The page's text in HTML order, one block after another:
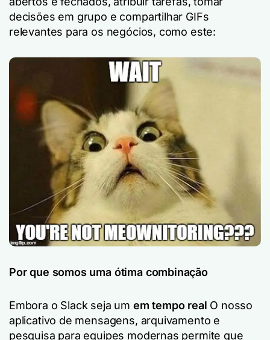
decisões em grupo e compartilhar GIFs
relevantes para os negócios, como este:
Por que somos uma ótima combinação
Embora o Slack seja um em tempo real O nosso
aplicativo de mensagens, arquivamento e
pesquisa para equipes modernas permite que